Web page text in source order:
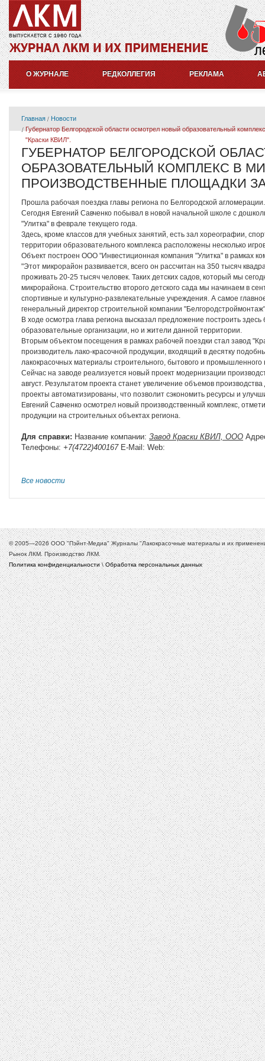
О ЖУРНАЛЕ РЕДКОЛЛЕГИЯ РЕКЛАМА
Главная
Новости
Губернатор Белгородской области осмотрел новый образовательный
"Краски КВИЛ".
ГУБЕРНАТОР БЕЛГОРОДСКОЙ
ОБРАЗОВАТЕЛЬНЫЙ КОМПЛЕКС В
ПРОИЗВОДСТВЕННЫЕ ПЛОЩАДКИ
Прошла рабочая поездка главы региона по Белгородской агломерации.
Сегодня Евгений Савченко побывал в новой начальной школе с
"Улитка" в феврале текущего года.
Здесь, кроме классов для учебных занятий, есть зал хореографии,
территории образовательного комплекса расположены несколько
Объект построен ООО "Инвестиционная компания "Улитка" в рамках
"Этот микрорайон развивается, всего он рассчитан на 350 тысяч
проживать 20-25 тысяч человек. Таких детских садов, который мы
микрорайона. Строительство второго детского сада мы начинаем в
спортивные и культурно-развлекательные учреждения. А самое
генеральный директор строительной компании
В ходе осмотра глава региона высказал предложение построить
образовательные организации, но и жители данной территории.
Вторым объектом посещения в рамках рабочей поездки стал завод
производитель лако-красочной продукции, входящий в десятку
лакокрасочных материалы строительного, бытового и промышленного
Сейчас на заводе реализуется новый проект модернизации
август. Результатом проекта станет увеличение объемов
проекты автоматизированы, что позволит сэкономить ресурсы и
Евгений Савченко осмотрел новый производственный комплекс,
продукции на строительных объектах региона.
Для справки: Название компании: Завод Краски КВИЛ, ООО
Телефоны: +7(4722)400167E-Mail: Web:
Все новости
© 2005—2026 ООО "Пэйнт-Медиа" Журналы "Лакокрасочные материалы и их
Рынок ЛКМ. Производство ЛКМ.
Политика конфиденциальности\Обработка персональных данных